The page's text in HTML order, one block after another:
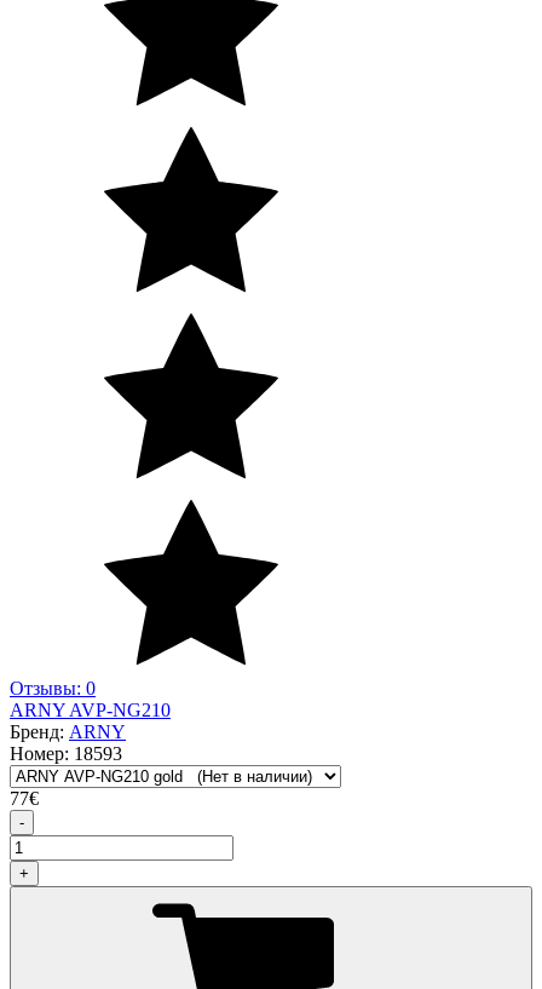
Отзывы: 0
ARNY AVP-NG210
Бренд: ARNY
Номер: 18593
77€
-
+